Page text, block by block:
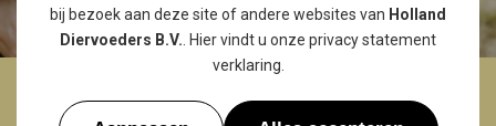
bij bezoek aan deze site of andere websites van Holland
Diervoeders B.V. . Hier vindt u onze privacy statement
verklaring.